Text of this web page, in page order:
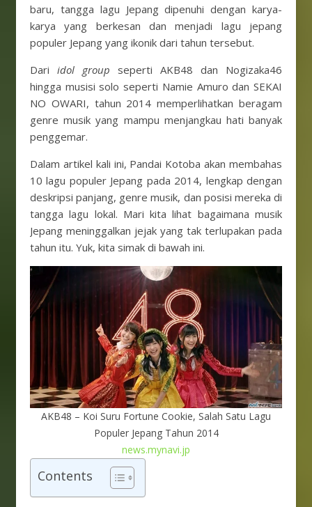
baru, tangga lagu Jepang dipenuhi dengan karya-
karya yang berkesan dan menjadi lagu jepang
populer Jepang yang ikonik dari tahun tersebut.
Dari idol group seperti AKB48 dan Nogizaka46
hingga musisi solo seperti Namie Amuro dan SEKAI
NO OWARI, tahun 2014 memperlihatkan beragam
genre musik yang mampu menjangkau hati banyak
penggemar.
Dalam artikel kali ini, Pandai Kotoba akan membahas
10 lagu populer Jepang pada 2014, lengkap dengan
deskripsi panjang, genre musik, dan posisi mereka di
tangga lagu lokal. Mari kita lihat bagaimana musik
Jepang meninggalkan jejak yang tak terlupakan pada
tahun itu. Yuk, kita simak di bawah ini.
AKB48 – Koi Suru Fortune Cookie, Salah Satu Lagu
Populer Jepang Tahun 2014
news.mynavi.jp
Contents